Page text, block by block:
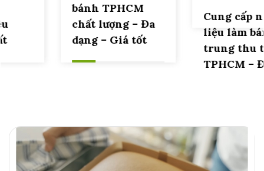
bánh TPHCM
chất lượng – Đa
dạng – Giá tốt
chuẩn vị truyền